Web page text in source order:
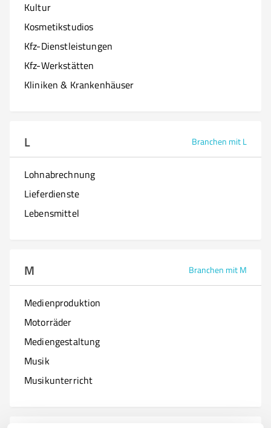
Kultur
Kosmetikstudios
Kfz-Dienstleistungen
Kfz-Werkstätten
Kliniken & Krankenhäuser
L Branchen mit L
Lohnabrechnung
Lieferdienste
Lebensmittel
M Branchen mit M
Medienproduktion
Motorräder
Mediengestaltung
Musik
Musikunterricht